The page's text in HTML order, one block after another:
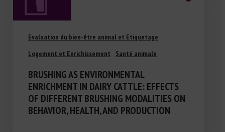
Evaluation du bien-être animal et Etiquetage
Logement et Enrichissement
Santé animale
BRUSHING AS ENVIRONMENTAL
ENRICHMENT IN DAIRY CATTLE: EFFECTS
OF DIFFERENT BRUSHING MODALITIES ON
BEHAVIOR, HEALTH, AND PRODUCTION